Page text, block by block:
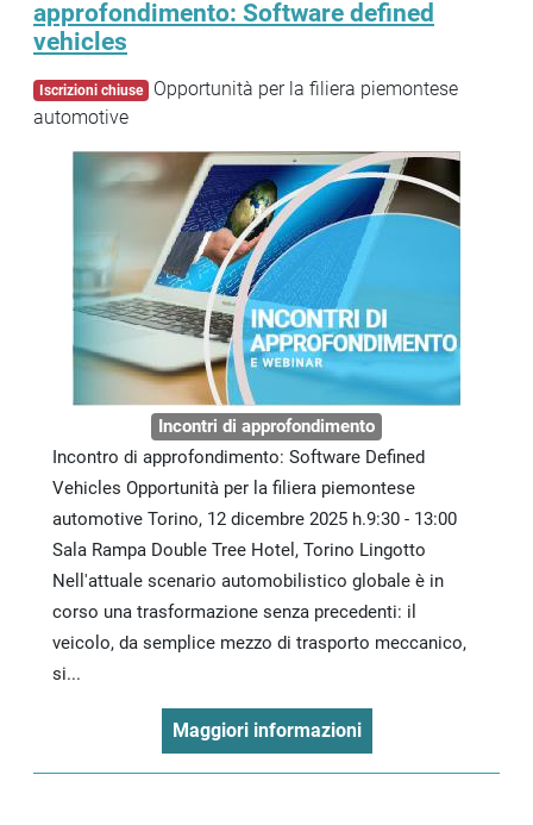
approfondimento: Software defined
vehicles
Iscrizioni chiuse Opportunità per la filiera piemontese
automotive
Incontri di approfondimento
Incontro di approfondimento: Software Defined
Vehicles Opportunità per la filiera piemontese
automotive Torino, 12 dicembre 2025 h.9:30 - 13:00
Sala Rampa Double Tree Hotel, Torino Lingotto
Nell'attuale scenario automobilistico globale è in
corso una trasformazione senza precedenti: il
veicolo, da semplice mezzo di trasporto meccanico,
si...
Maggiori informazioni